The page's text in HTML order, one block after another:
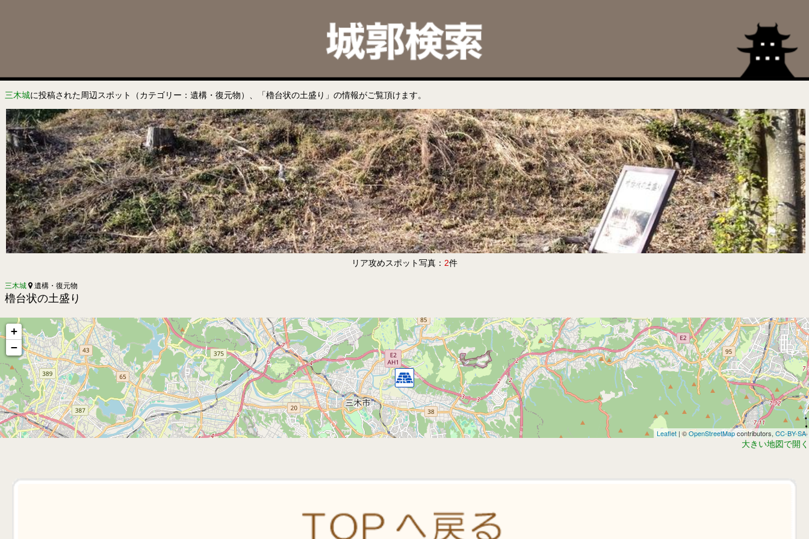
三木城に投稿された周辺スポット（カテゴリー：遺構・復元物）、「櫓台状の土盛り」の情報がご覧頂けます。
リア攻めスポット写真： 2件
三木城 遺構・復元物
櫓台状の土盛り
+
−
Leaflet | ©OpenStreetMapcontributors, CC-BY-SA
大きい地図で開く